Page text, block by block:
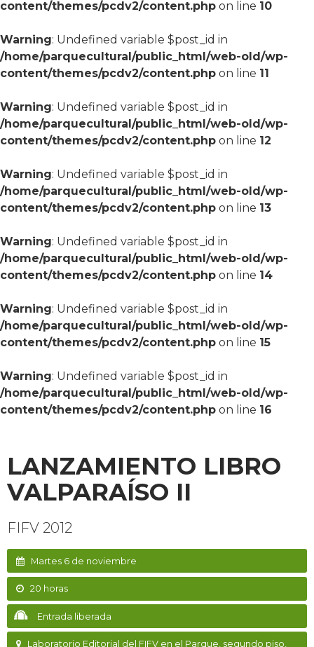
content/themes/pcdv2/content.php on line 10
Warning: Undefined variable $post_id in
/home/parquecultural/public_html/web-old/wp-
content/themes/pcdv2/content.php on line 11
Warning: Undefined variable $post_id in
/home/parquecultural/public_html/web-old/wp-
content/themes/pcdv2/content.php on line 12
Warning: Undefined variable $post_id in
/home/parquecultural/public_html/web-old/wp-
content/themes/pcdv2/content.php on line 13
Warning: Undefined variable $post_id in
/home/parquecultural/public_html/web-old/wp-
content/themes/pcdv2/content.php on line 14
Warning: Undefined variable $post_id in
/home/parquecultural/public_html/web-old/wp-
content/themes/pcdv2/content.php on line 15
Warning: Undefined variable $post_id in
/home/parquecultural/public_html/web-old/wp-
content/themes/pcdv2/content.php on line 16
LANZAMIENTO LIBRO
VALPARAÍSO II
FIFV 2012
Martes 6 de noviembre
20 horas
Entrada liberada
Laboratorio Editorial del FIFV en el Parque, segundo piso,